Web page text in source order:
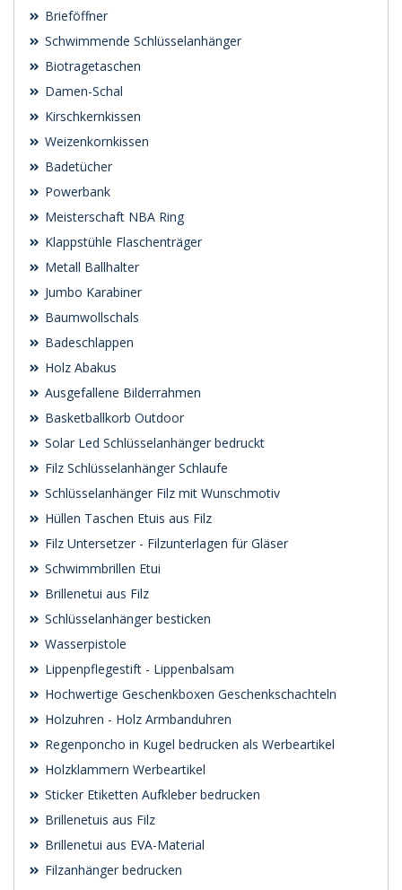
Brieföffner
Schwimmende Schlüsselanhänger
Biotragetaschen
Damen-Schal
Kirschkernkissen
Weizenkornkissen
Badetücher
Powerbank
Meisterschaft NBA Ring
Klappstühle Flaschenträger
Metall Ballhalter
Jumbo Karabiner
Baumwollschals
Badeschlappen
Holz Abakus
Ausgefallene Bilderrahmen
Basketballkorb Outdoor
Solar Led Schlüsselanhänger bedruckt
Filz Schlüsselanhänger Schlaufe
Schlüsselanhänger Filz mit Wunschmotiv
Hüllen Taschen Etuis aus Filz
Filz Untersetzer - Filzunterlagen für Gläser
Schwimmbrillen Etui
Brillenetui aus Filz
Schlüsselanhänger besticken
Wasserpistole
Lippenpflegestift - Lippenbalsam
Hochwertige Geschenkboxen Geschenkschachteln
Holzuhren - Holz Armbanduhren
Regenponcho in Kugel bedrucken als Werbeartikel
Holzklammern Werbeartikel
Sticker Etiketten Aufkleber bedrucken
Brillenetuis aus Filz
Brillenetui aus EVA-Material
Filzanhänger bedrucken